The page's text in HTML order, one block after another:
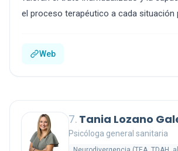
el proceso terapéutico a cada situación
Web
7. Tania Lozano
Psicóloga general sanitaria